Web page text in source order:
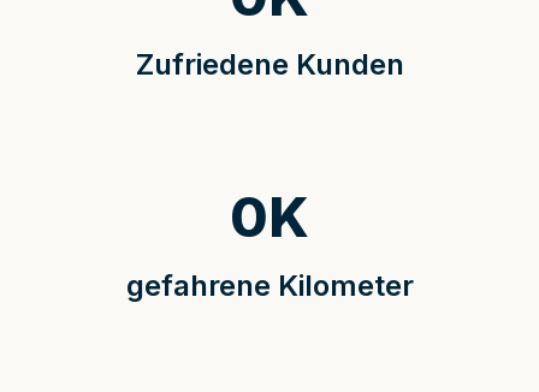
Zufriedene Kunden
gefahrene Kilometer
0K